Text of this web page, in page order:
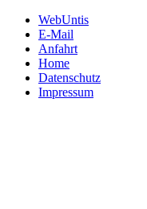
WebUntis
E-Mail
Anfahrt
Home
Datenschutz
Impressum